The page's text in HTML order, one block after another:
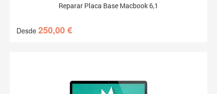
Reparar Placa Base Macbook 6,1
Desde 250,00€